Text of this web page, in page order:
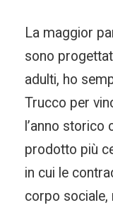
La maggior
sono
adulti, ho
Trucco per
l’anno storico
prodotto più
in cui le
corpo sociale,